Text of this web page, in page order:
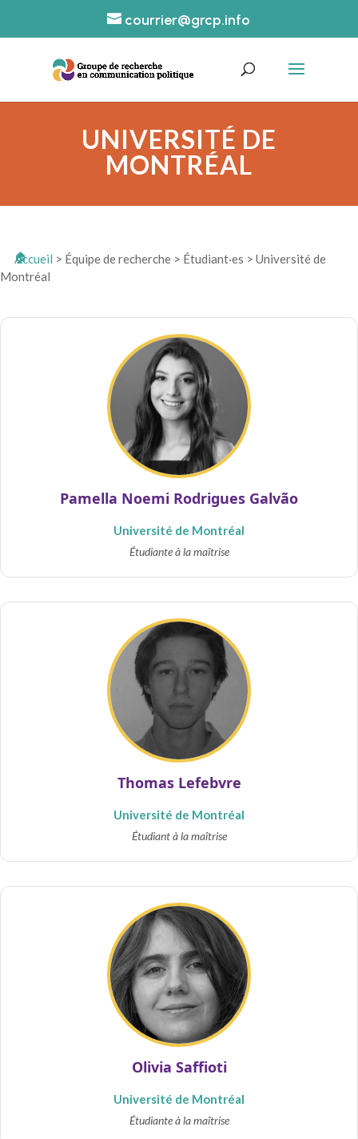
courrier@grcp.info
UNIVERSITÉ DE
MONTRÉAL
Accueil > Équipe de recherche > Étudiant·es > Université de
Montréal
Pamella Noemi Rodrigues Galvão
Université de Montréal
Étudiante à la maîtrise
Thomas Lefebvre
Université de Montréal
Étudiant à la maîtrise
Olivia Saffioti
Université de Montréal
Étudiante à la maîtrise